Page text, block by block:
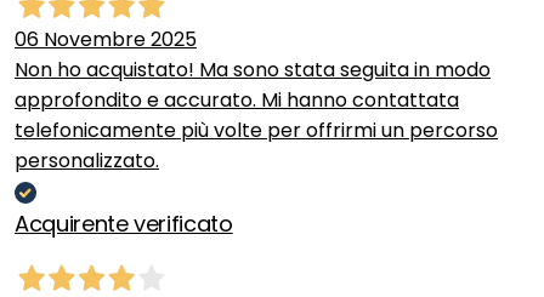
06 Novembre 2025
Non ho acquistato! Ma sono stata seguita in modo
approfondito e accurato. Mi hanno contattata
telefonicamente più volte per offrirmi un percorso
personalizzato.
Acquirente verificato